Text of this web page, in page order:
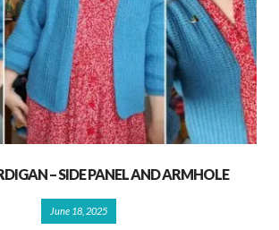
– SIDE PANEL AND ARMHOLE
June 18, 2025